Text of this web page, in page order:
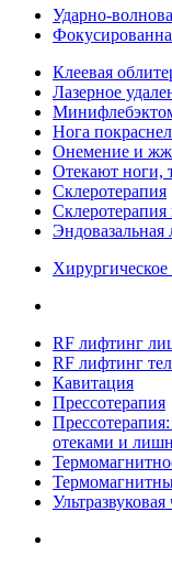
Ударно-
Клеевая
Лазерное
Нога
Онемение и
Отекают ноги,
Склеротерапия
Склеротерапия
Эндовазальная
RF лифтинг
RF лифтинг
Кавитация
Прессотерапия
отеками и